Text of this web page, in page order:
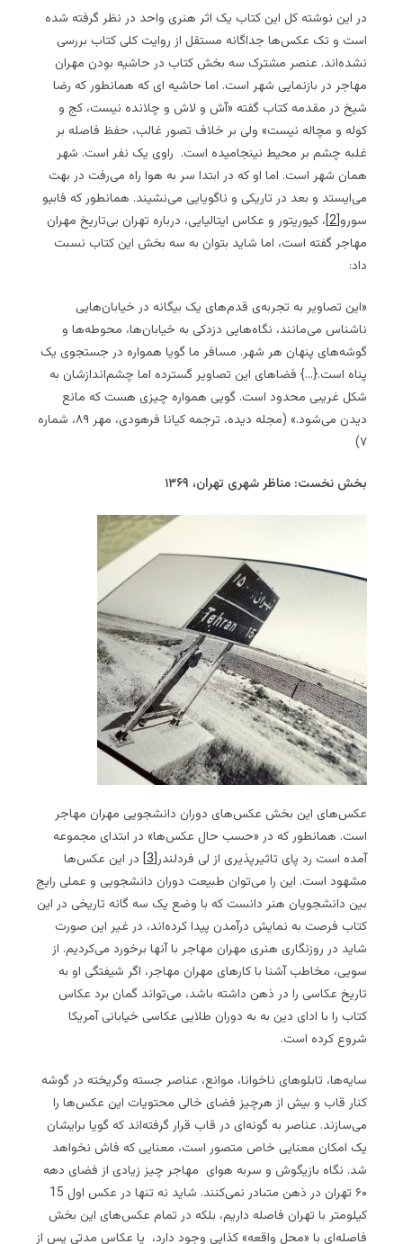
در این نوشته کل این کتاب یک اثر هنری واحد در نظر گرفته شده
است و تک‌ عکس‌ها جداگانه مستقل از روایت کلی کتاب بررسی
نشده‌اند. عنصر مشترک سه بخش کتاب در حاشیه بودن مهران
مهاجر در بازنمایی شهر است. اما حاشیه ای که همانطور که رضا
شیخ در مقدمه کتاب گفته «آش و لاش و چلانده نیست، کج و
کوله و مچاله نیست» ولی بر خلاف تصور غالب، حفظ فاصله بر
غلبه چشم بر محیط نینجامیده است. راوی یک نفر است. شهر
همان شهر است. اما او که در ابتدا سر به هوا راه می‌رفت در بهت
می‌ایستد و بعد در تاریکی و ناگویایی می‌نشیند. همانطور که فابیو
سورو[2] ، کیوریتور و عکاس ایتالیایی، درباره تهران بی‌تاریخ مهران
مهاجر گفته است، اما شاید بتوان به سه بخش این کتاب نسبت
داد:
«این تصاویر به تجربه‌ی قدم‌های یک بیگانه در خیابان‌هایی
ناشناس می‌مانند، نگاه‌هایی دزدکی به خیابان‌ها، محوطه‌ها و
گوشه‌های پنهان هر شهر. مسافر ما گویا همواره در جستجوی یک
پناه است.{…} فضاهای این تصاویر گسترده اما چشم‌اندازشان به
شکل غریبی محدود است. گویی همواره چیزی هست که مانع
دیدن می‌شود.» (مجله دیده، ترجمه کیانا فرهودی، مهر ۸۹، شماره
۷)
بخش نخست: مناظر شهری تهران، ۱۳۶۹
عکس‌های این بخش عکس‌های دوران دانشجویی مهران مهاجر
است. همانطور که در «حسب حال عکس‌ها» در ابتدای مجموعه
آمده است رد پای تاثیرپذیری از لی فردلندر[3]
در این عکس‌ها
مشهود است. این را می‌توان طبیعت دوران دانشجویی و عملی رایج
بین دانشجویان هنر دانست که با وضع یک سه گانه تاریخی در این
کتاب فرصت به نمایش درآمدن پیدا کرده‌اند، در غیر این صورت
شاید در روزنگاری هنری مهران مهاجر با آنها برخورد می‌کردیم. از
سویی، مخاطب آشنا با کارهای مهران مهاجر، اگر شیفتگی او به
تاریخ عکاسی را در ذهن داشته باشد، می‌تواند گمان برد عکاس
کتاب را با ادای دین به به دوران طلایی عکاسی خیابانی آمریکا
شروع کرده است.
سایه‌ها، تابلوهای ناخوانا، موانع، عناصر جسته‌ وگریخته در گوشه
کنار قاب و بیش از هرچیز فضای خالی محتویات این عکس‌ها را
می‌سازند. عناصر به گونه‌ای در قاب قرار گرفته‌اند که گویا برایشان
یک امکان معنایی خاص متصور است، معنایی که فاش نخواهد
شد. نگاه بازیگوش و سربه هوای مهاجر چیز زیادی از فضای دهه
۶۰ تهران در ذهن متبادر نمی‌کنند. شاید نه تنها در عکس اول 15
کیلومتر با تهران فاصله داریم، بلکه در تمام عکس‌های این بخش
فاصله‌ای با «محل واقعه» کذایی وجود دارد، یا عکاس مدتی پس از